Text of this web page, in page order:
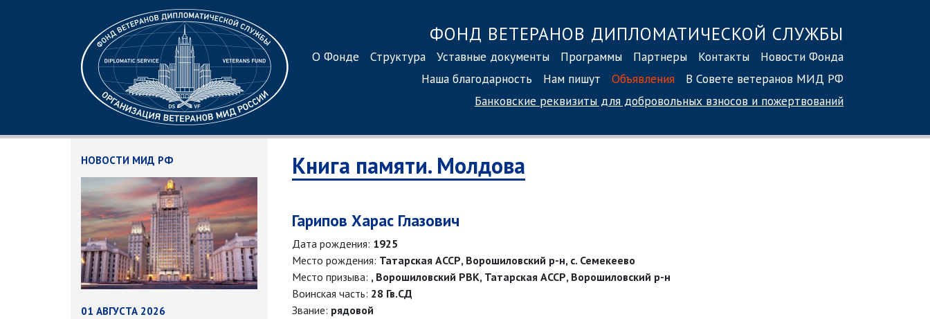
ФОНД ВЕТЕРАНОВ ДИПЛОМАТИЧЕСКОЙ СЛУЖБЫ
О Фонде Структура Уставные документы Программы Партнеры Контакты
Новости Фонда
Наша благодарность
Нам пишут Объявления
В Совете ветеранов МИД РФ
Банковские реквизиты для добровольных взносов и пожертвований
НОВОСТИ МИД РФ
01 АВГУСТА 2026
Книга памяти. Молдова
Гарипов Харас Глазович
Дата рождения: 1925
Место рождения: Татарская АССР, Ворошиловский р-н, с. Семекеево
Место призыва: , Ворошиловский РВК, Татарская АССР, Ворошиловский р-н
Воинская часть: 28 Гв.СД
Звание: рядовой